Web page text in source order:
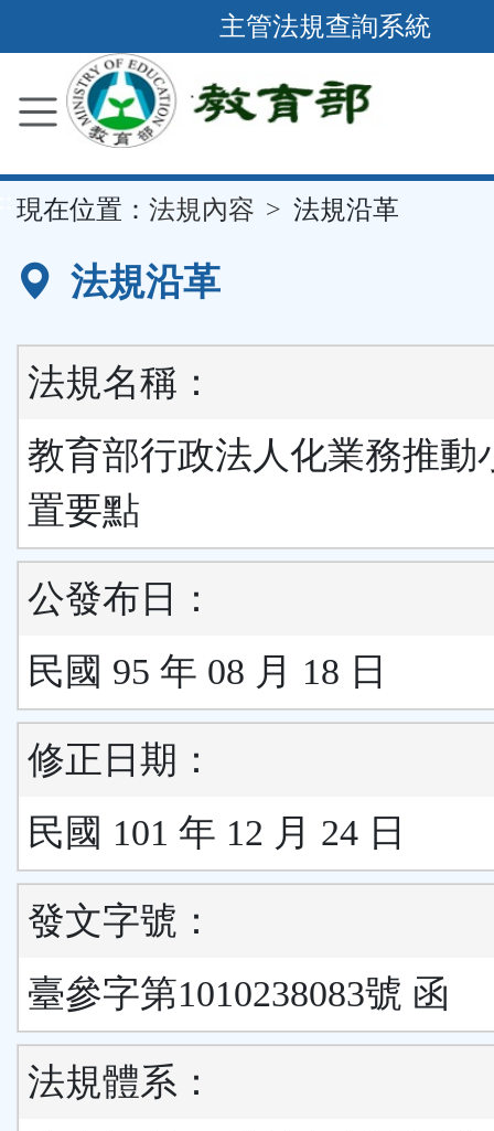
到
要
容
區
主管法規查詢系統
現在位置： 法規內容 法規沿革
法規沿革
法規名稱：
教育部行政法人化業務推動
置要點
公發布日：
民國 95 年 08 月 18 日
修正日期：
民國 101 年 12 月 24 日
發文字號：
臺參字第1010238083號 函
法規體系：